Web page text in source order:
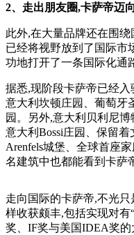
2、走出朋友圈,卡萨帝迈
此外,在大量品牌还在围
已经将视野放到了国际市
功地打开了一条国际化通
据悉,现阶段卡萨帝已经
意大利坎顿庄园、葡萄牙
园。另外,意大利贝利尼
意大利Bossi庄园、保留
Arenfels城堡、全球首座
名建筑中也都能看到卡萨
走向国际的卡萨帝,不光
样收获颇丰,包括实现对
奖、IF奖与美国IDEA奖